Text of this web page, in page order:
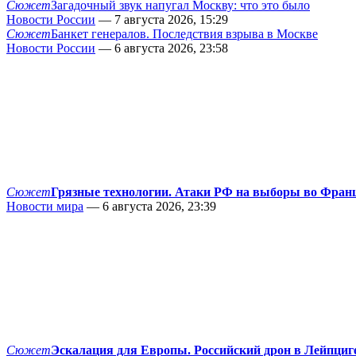
СюжетЗагадочный звук напугал Москву: что это было
Новости России — 7 августа 2026, 15:29
СюжетБанкет генералов. Последствия взрыва в Москве
Новости России — 6 августа 2026, 23:58
СюжетГрязные технологии. Атаки РФ на выборы во
Новости мира — 6 августа 2026, 23:39
СюжетЭскалация для Европы. Российский дрон в